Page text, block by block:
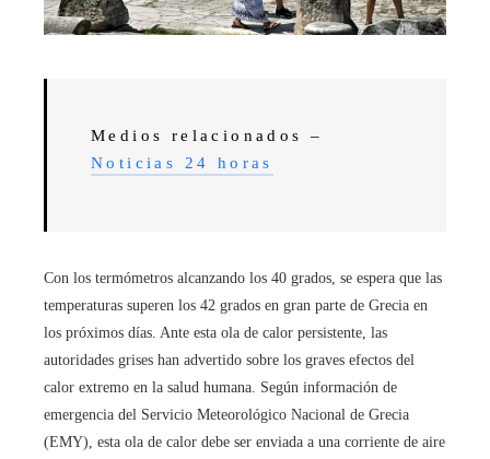
Medios relacionados –
Noticias 24 horas
Con los termómetros alcanzando los 40 grados, se espera que las
temperaturas superen los 42 grados en gran parte de Grecia en
los próximos días. Ante esta ola de calor persistente, las
autoridades grises han advertido sobre los graves efectos del
calor extremo en la salud humana. Según información de
emergencia del Servicio Meteorológico Nacional de Grecia
(EMY), esta ola de calor debe ser enviada a una corriente de aire